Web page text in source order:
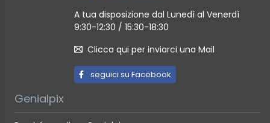
A tua disposizione dal Lunedì al Venerdì
9:30-12:30 / 15:30-18:30
Clicca qui per inviarci una Mail
seguici su Facebook
Genialpix